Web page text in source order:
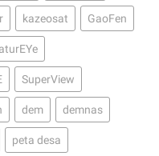
kazeosat GaoFen
SuperView
dem demnas
peta desa